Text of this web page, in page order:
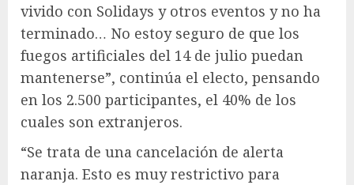
vivido con Solidays y otros eventos y no ha
terminado… No estoy seguro de que los
fuegos artificiales del 14 de julio puedan
mantenerse”, continúa el electo, pensando
en los 2.500 participantes, el 40% de los
cuales son extranjeros.
“Se trata de una cancelación de alerta
naranja. Esto es muy restrictivo para